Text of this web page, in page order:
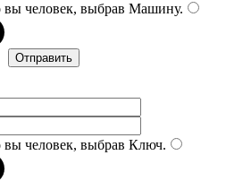
человек, выбрав Машину.
человек, выбрав Ключ.